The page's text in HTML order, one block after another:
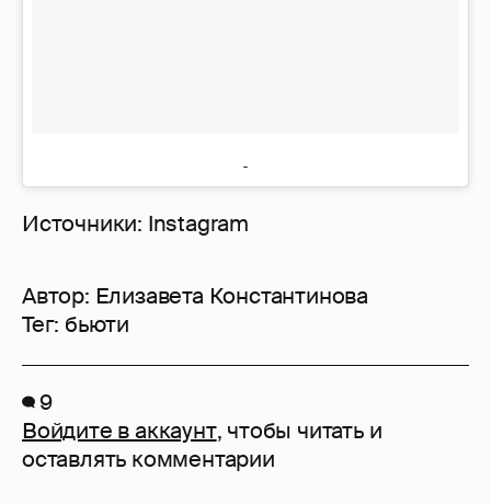
Источники: Instagram
Автор: Елизавета Константинова
Тег: бьюти
9
Войдите в аккаунт, чтобы читать и
оставлять комментарии